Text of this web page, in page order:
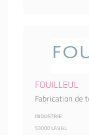
FOUILLEUL
Fabrication de
INDUSTRIE
53000 LAVAL